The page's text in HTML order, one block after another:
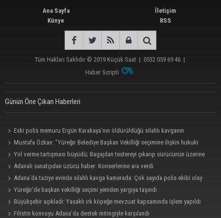
Ana Sayfa
Künye
İletişim
RSS
Tüm Hakları Saklıdır © 2019 Küçük Saat | 0532 059 69 46 |
Haber Scripti
Günün Öne Çıkan Haberleri
Eski polis memuru Ergün Karakaya’nın öldürüldüğü silahlı kavganın
görüntüleri ortaya çıktı
Mustafa Özkan: "Yüreğir Belediye Başkan Vekilliği seçimine ilişkin hukuki
süreç başlatıldı"
Yol verme tartışması büyüdü; Bagajdan testereyi çıkarıp sürücünün üzerine
yürüdü
Adanalı sanatçıdan üzücü haber: Konserlerine ara verdi
Adana’da taziye evinde silahlı kavga kamerada: Çok sayıda polis ekibi olay
yerine sevk edildi
Yüreğir’de başkan vekilliği seçimi yeniden yargıya taşındı
Büyükşehir açıkladı: Yasaklı ırk köpeğe mevzuat kapsamında işlem yapıldı
Filistin konvoyu Adana'da destek mitingiyle karşılandı